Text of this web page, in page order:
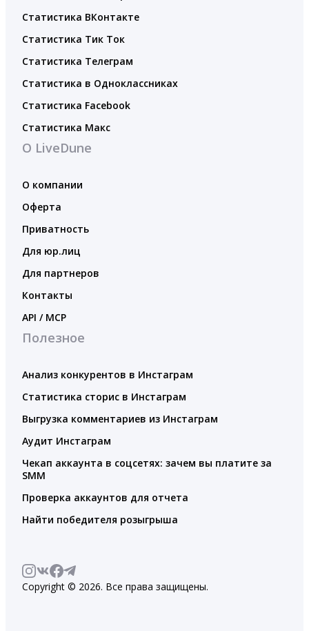
Статистика ВКонтакте
Статистика Тик Ток
Статистика Телеграм
Статистика в Одноклассниках
Статистика Facebook
Статистика Макс
О LiveDune
О компании
Оферта
Приватность
Для юр.лиц
Для партнеров
Контакты
API / MCP
Полезное
Анализ конкурентов в Инстаграм
Статистика сторис в Инстаграм
Выгрузка комментариев из Инстаграм
Аудит Инстаграм
Чекап аккаунта в соцсетях: зачем вы платите за
SMM
Проверка аккаунтов для отчета
Найти победителя розыгрыша
Copyright © 2026. Все права защищены.